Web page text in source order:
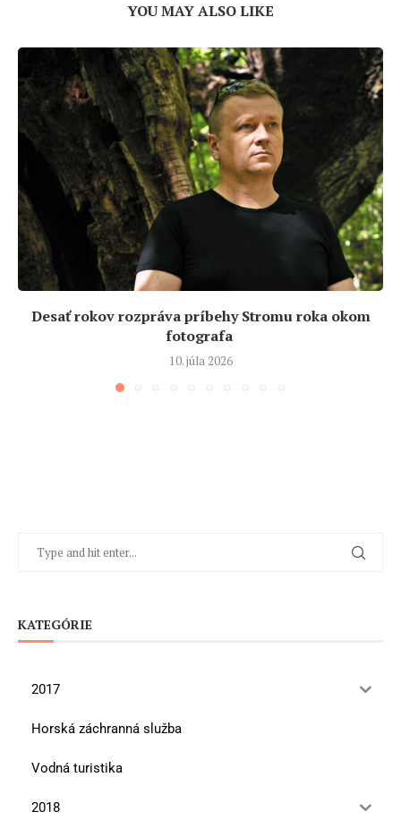
YOU MAY ALSO LIKE
Desať rokov rozpráva príbehy Stromu roka okom
fotografa
10. júla 2026
KATEGÓRIE
2017
Horská záchranná služba
Vodná turistika
2018